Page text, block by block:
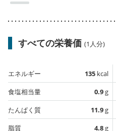
すべての栄養価 (1人分)
エネルギー 135 kcal
食塩相当量
0.9g
たんぱく質
11.9g
脂質
4.8g